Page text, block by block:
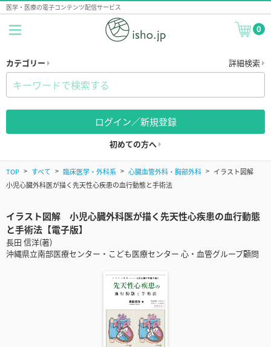
医学・医療の電子コンテンツ配信サービス
0
カテゴリー 詳細検索
ログイン／新規登録
初めての方へ
TOP すべて 臨床医学・外科系 心臓血管外科・胸部外科
イラスト図解
小児心臓外科医が描く先天性心疾患の血行動態と手術法
イラスト図解 小児心臓外科医が描く先天性心疾患の血行動態
と手術法【電子版】
長田 信洋(著)
沖縄県立南部医療センター・こども医療センター 心・血管グループ顧問